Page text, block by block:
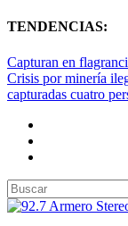
TENDENCIAS:
Capturan en
Crisis por minería
capturadas cuatro